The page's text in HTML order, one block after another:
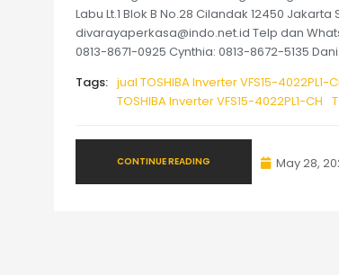
Labu Lt.1 Blok B No.28 Cilandak 12450
divarayaperkasa@indo.net.id Telp dan
0813-8671-0925 Cynthia: 0813-8672-5135
Tags: jual TOSHIBA Inverter VFS15-4022PL1-
TOSHIBA Inverter VFS15-4022PL1-CH
May 28,
CONTINUE READING